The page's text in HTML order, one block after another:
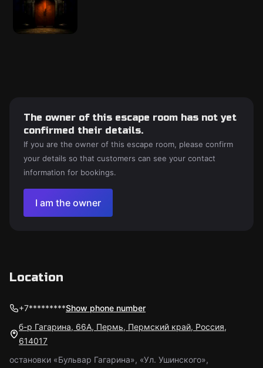
The owner of this escape room has not yet
confirmed their details.
If you are the owner of this escape room, please confirm
your details so that customers can see your contact
information for bookings.
I am the owner
Location
+7*********Show phone number
б-р Гагарина, 66А, Пермь, Пермский край, Россия,
614017
остановки «Бульвар Гагарина», «Ул. Ушинского»,